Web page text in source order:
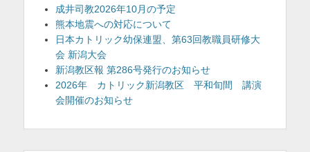
成井司教2026年10月の予定
熊本地震への対応について
日本カトリック幼保連盟、第63回教職員研修大
会 新潟大会
新潟教区報 第286号発行のお知らせ
2026年 カトリック新潟教区 平和旬間 講演
会開催のお知らせ